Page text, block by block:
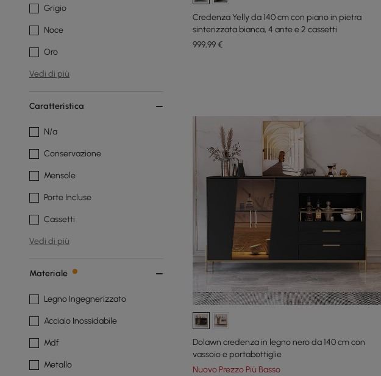
Grigio
Noce
Oro
Vedi di più
Caratteristica
N/a
Conservazione
Mensole
Porte Incluse
Cassetti
Vedi di più
Materiale
Legno Ingegnerizzato
Acciaio Inossidabile
Mdf
Metallo
Credenza Yelly da 140 cm con piano in pietra
sinterizzata bianca, 4 ante e 2 cassetti
999,99€
Dolawn credenza in legno nero da 140 cm con
vassoio e portabottiglie
Nuovo Prezzo Più Basso